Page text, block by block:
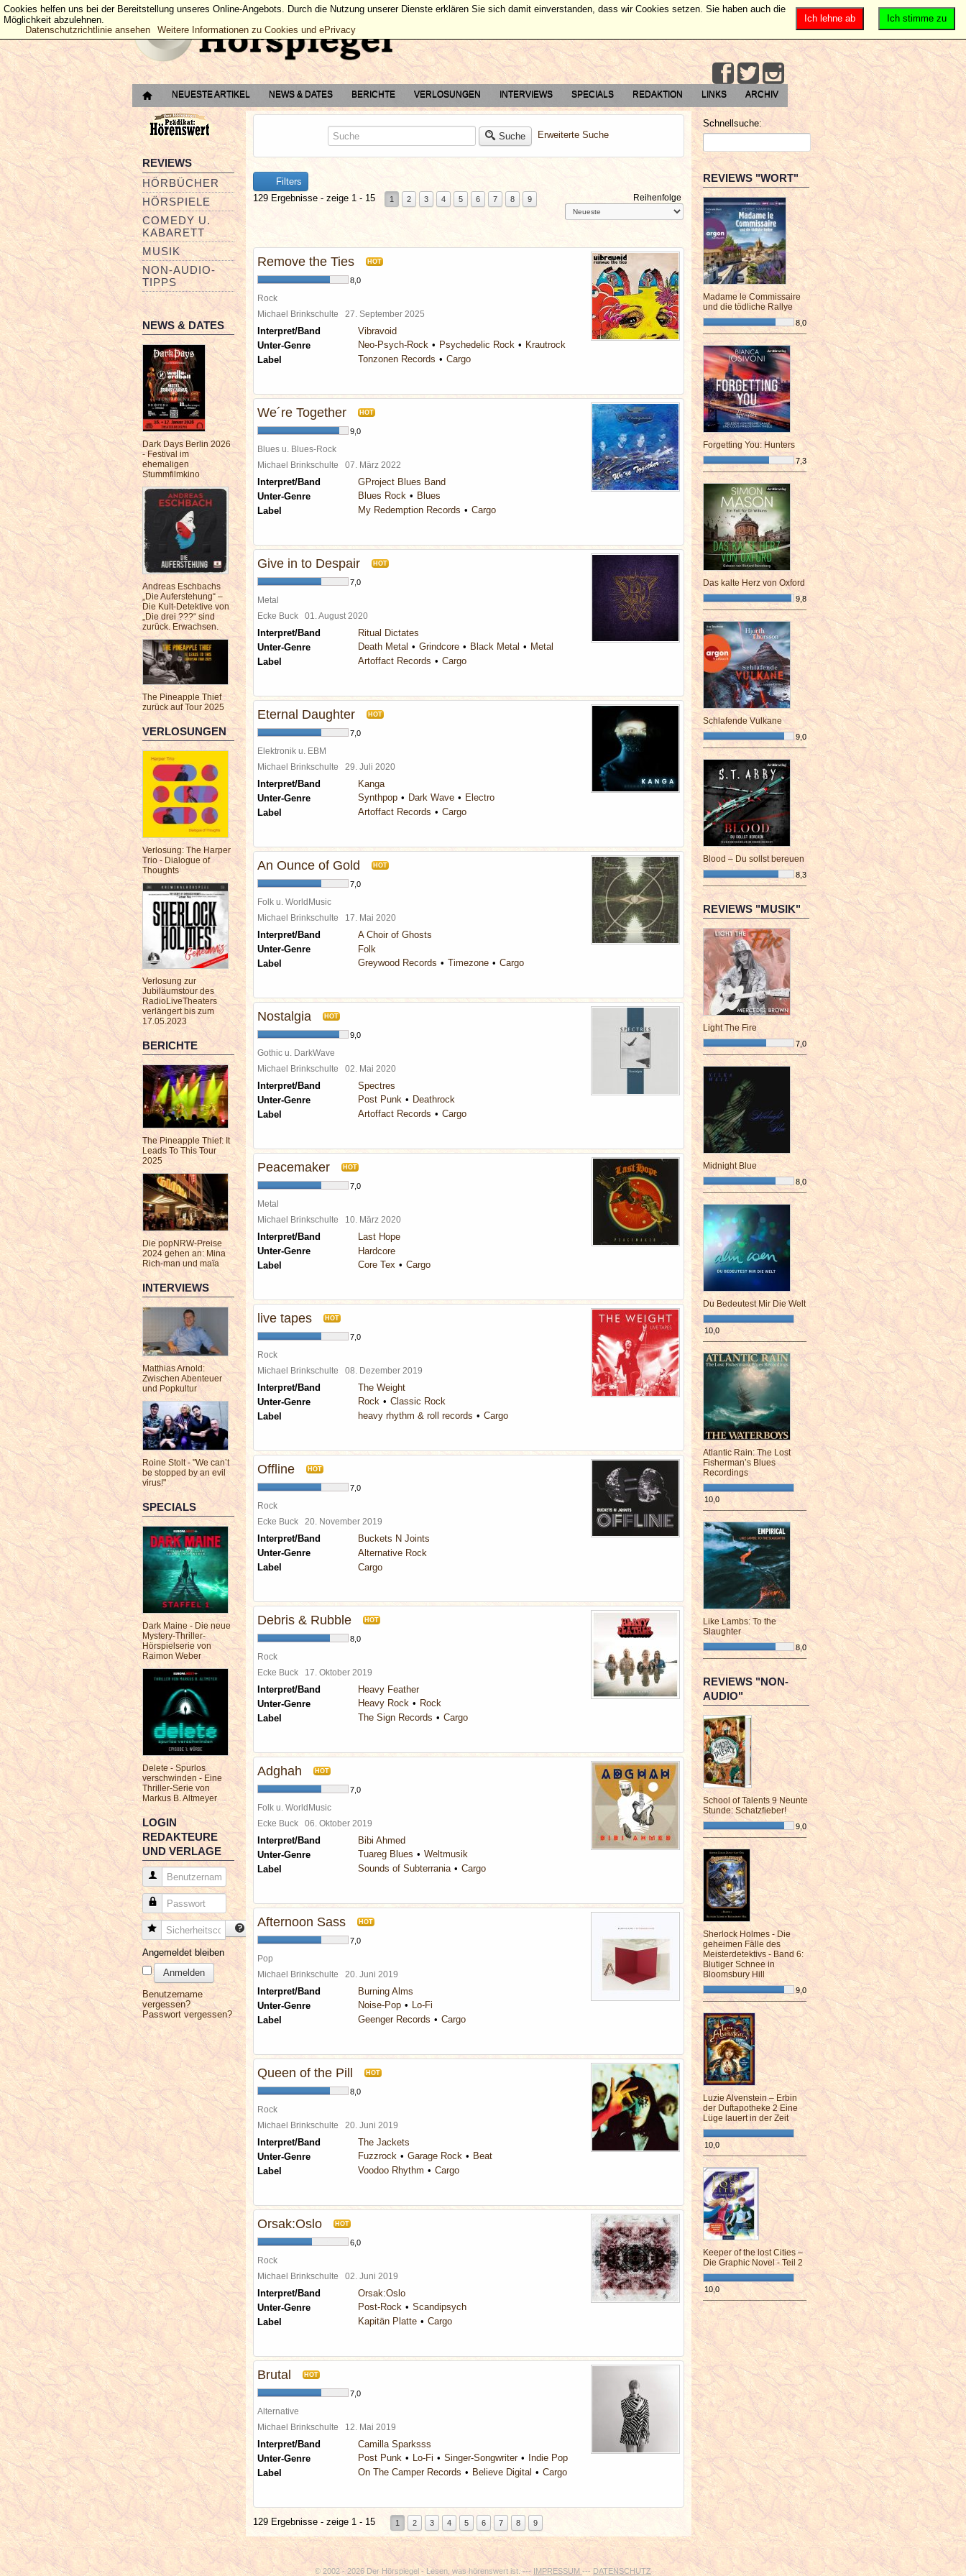
NEUESTE ARTIKEL NEWS & DATES BERICHTE VERLOSUNGEN INTERVIEWS SPECIALS REDAKTION LINKS ARCHIV
REVIEWS
HÖRBÜCHER
HÖRSPIELE
COMEDY U.
KABARETT
MUSIK
NON-AUDIO-
TIPPS
NEWS & DATES
Dark Days Berlin 2026
- Festival im
ehemaligen
Stummfilmkino
Andreas Eschbachs
„Die Auferstehung“ –
Die Kult-Detektive von
„Die drei ???“ sind
zurück. Erwachsen.
The Pineapple Thief
zurück auf Tour 2025
VERLOSUNGEN
Verlosung: The Harper
Trio - Dialogue of
Thoughts
Verlosung zur
Jubiläumstour des
RadioLiveTheaters
verlängert bis zum
17.05.2023
BERICHTE
The Pineapple Thief: It
Leads To This Tour
2025
Die popNRW-Preise
2024 gehen an: Mina
Rich-man und maïa
INTERVIEWS
Matthias Arnold:
Zwischen Abenteuer
und Popkultur
Roine Stolt - "We can’t
be stopped by an evil
virus!"
SPECIALS
Dark Maine - Die neue
Mystery-Thriller-
Hörspielserie von
Raimon Weber
Delete - Spurlos
verschwinden - Eine
Thriller-Serie von
Markus B. Altmeyer
LOGIN
REDAKTEURE
UND VERLAGE
Benutzername
Passwort
Sicherheitscode
Angemeldet bleiben
Anmelden
Benutzername
vergessen?
Passwort vergessen?
Suche Erweiterte Suche
Filters
129 Ergebnisse - zeige 1 - 15
1 2 3 4 5 6 7 8 9 Reihenfolge
Remove the Ties HOT
8,0
Rock
Michael Brinkschulte 27. September 2025
Interpret/Band
Vibravoid
Unter-Genre
Neo-Psych-Rock Psychedelic Rock
Krautrock
Label
Tonzonen Records Cargo
We´re Together HOT
9,0
Blues u. Blues-Rock
Michael Brinkschulte 07. März 2022
Interpret/Band
GProject Blues Band
Unter-Genre
Blues Rock
Blues
Label
My Redemption Records Cargo
Give in to Despair HOT
7,0
Metal
Ecke Buck 01. August 2020
Interpret/Band
Ritual Dictates
Unter-Genre
Death Metal Grindcore Black Metal
Metal
Label
Artoffact Records Cargo
Eternal Daughter HOT
7,0
Elektronik u. EBM
Michael Brinkschulte 29. Juli 2020
Interpret/Band
Kanga
Unter-Genre
Synthpop Dark Wave
Electro
Label
Artoffact Records Cargo
An Ounce of Gold HOT
7,0
Folk u. WorldMusic
Michael Brinkschulte 17. Mai 2020
Interpret/Band
A Choir of Ghosts
Unter-Genre
Folk
Label
Greywood Records Timezone Cargo
Nostalgia HOT
9,0
Gothic u. DarkWave
Michael Brinkschulte 02. Mai 2020
Interpret/Band
Spectres
Unter-Genre
Post Punk
Deathrock
Label
Artoffact Records Cargo
Peacemaker HOT
7,0
Metal
Michael Brinkschulte 10. März 2020
Interpret/Band
Last Hope
Unter-Genre
Hardcore
Label
Core Tex Cargo
live tapes HOT
7,0
Rock
Michael Brinkschulte 08. Dezember 2019
Interpret/Band
The Weight
Unter-Genre
Rock
Classic Rock
Label
heavy rhythm & roll records Cargo
Offline HOT
7,0
Rock
Ecke Buck 20. November 2019
Interpret/Band
Buckets N Joints
Unter-Genre
Alternative Rock
Label
Cargo
Debris & Rubble HOT
8,0
Rock
Ecke Buck 17. Oktober 2019
Interpret/Band
Heavy Feather
Unter-Genre
Heavy Rock
Rock
Label
The Sign Records Cargo
Adghah HOT
7,0
Folk u. WorldMusic
Ecke Buck 06. Oktober 2019
Interpret/Band
Bibi Ahmed
Unter-Genre
Tuareg Blues
Weltmusik
Label
Sounds of Subterrania Cargo
Afternoon Sass HOT
7,0
Pop
Michael Brinkschulte 20. Juni 2019
Interpret/Band
Burning Alms
Unter-Genre
Noise-Pop
Lo-Fi
Label
Geenger Records Cargo
Queen of the Pill HOT
8,0
Rock
Michael Brinkschulte 20. Juni 2019
Interpret/Band
The Jackets
Unter-Genre
Fuzzrock Garage Rock
Beat
Label
Voodoo Rhythm Cargo
Orsak:Oslo HOT
6,0
Rock
Michael Brinkschulte 02. Juni 2019
Interpret/Band
Orsak:Oslo
Unter-Genre
Post-Rock
Scandipsych
Label
Kapitän Platte Cargo
Brutal HOT
7,0
Alternative
Michael Brinkschulte 12. Mai 2019
Interpret/Band
Camilla Sparksss
Unter-Genre
Post Punk Lo-Fi Singer-Songwriter
Indie Pop
Label
On The Camper Records Believe Digital Cargo
129 Ergebnisse - zeige 1 - 15 1 2 3 4 5 6 7 8 9
Schnellsuche:
REVIEWS "WORT"
Madame le Commissaire
und die tödliche Rallye
8,0
¯¯¯¯¯¯¯¯¯¯¯¯¯¯¯¯¯¯¯¯¯¯¯¯
Forgetting You: Hunters
7,3
¯¯¯¯¯¯¯¯¯¯¯¯¯¯¯¯¯¯¯¯¯¯¯¯
Das kalte Herz von Oxford
9,8
¯¯¯¯¯¯¯¯¯¯¯¯¯¯¯¯¯¯¯¯¯¯¯¯
Schlafende Vulkane
9,0
¯¯¯¯¯¯¯¯¯¯¯¯¯¯¯¯¯¯¯¯¯¯¯¯
Blood – Du sollst bereuen
8,3
¯¯¯¯¯¯¯¯¯¯¯¯¯¯¯¯¯¯¯¯¯¯¯¯
REVIEWS "MUSIK"
Light The Fire
7,0
¯¯¯¯¯¯¯¯¯¯¯¯¯¯¯¯¯¯¯¯¯¯¯¯
Midnight Blue
8,0
¯¯¯¯¯¯¯¯¯¯¯¯¯¯¯¯¯¯¯¯¯¯¯¯
Du Bedeutest Mir Die Welt
10,0
¯¯¯¯¯¯¯¯¯¯¯¯¯¯¯¯¯¯¯¯¯¯¯¯
Atlantic Rain: The Lost
Fisherman’s Blues
Recordings
10,0
¯¯¯¯¯¯¯¯¯¯¯¯¯¯¯¯¯¯¯¯¯¯¯¯
Like Lambs: To the
Slaughter
8,0
¯¯¯¯¯¯¯¯¯¯¯¯¯¯¯¯¯¯¯¯¯¯¯¯
REVIEWS "NON-
AUDIO"
School of Talents 9 Neunte
Stunde: Schatzfieber!
9,0
¯¯¯¯¯¯¯¯¯¯¯¯¯¯¯¯¯¯¯¯¯¯¯¯
Sherlock Holmes - Die
geheimen Fälle des
Meisterdetektivs - Band 6:
Blutiger Schnee in
Bloomsbury Hill
9,0
¯¯¯¯¯¯¯¯¯¯¯¯¯¯¯¯¯¯¯¯¯¯¯¯
Luzie Alvenstein – Erbin
der Duftapotheke 2 Eine
Lüge lauert in der Zeit
10,0
¯¯¯¯¯¯¯¯¯¯¯¯¯¯¯¯¯¯¯¯¯¯¯¯
Keeper of the lost Cities –
Die Graphic Novel - Teil 2
10,0
¯¯¯¯¯¯¯¯¯¯¯¯¯¯¯¯¯¯¯¯¯¯¯¯
© 2002 - 2026 Der Hörspiegel - Lesen, was hörenswert ist. --- IMPRESSUM --- DATENSCHUTZ
Ich stimme zu
Ich lehne ab
Cookies helfen uns bei der Bereitstellung unseres Online-Angebots. Durch die Nutzung unserer Dienste erklären Sie sich damit einverstanden, dass wir Cookies setzen. Sie haben auch die
Möglichkeit abzulehnen.
Datenschutzrichtlinie ansehen
Weitere Informationen zu Cookies und ePrivacy